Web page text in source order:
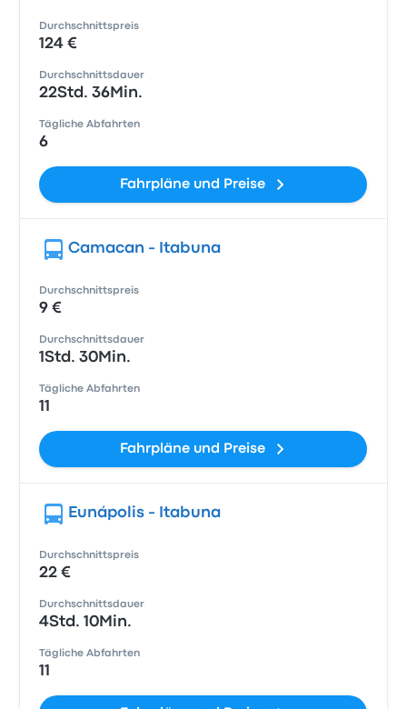
Durchschnittspreis
124 €
Durchschnittsdauer
22Std. 36Min.
Tägliche Abfahrten
6
Fahrpläne und Preise
Camacan - Itabuna
Durchschnittspreis
9 €
Durchschnittsdauer
1Std. 30Min.
Tägliche Abfahrten
11
Fahrpläne und Preise
Eunápolis - Itabuna
Durchschnittspreis
22 €
Durchschnittsdauer
4Std. 10Min.
Tägliche Abfahrten
11